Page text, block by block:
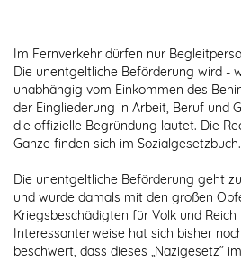
Im Fernverkehr dürfen nur
Die unentgeltliche Beförderung wird -
unabhängig vom Einkommen des
der Eingliederung in Arbeit, Beruf und
die offizielle Begründung lautet. Die
Ganze finden sich im Sozialgesetzbuch.
Die unentgeltliche Beförderung geht
und wurde damals mit den großen
Kriegsbeschädigten für Volk und Reich
Interessanterweise hat sich bisher
beschwert, dass dieses „Nazigesetz“